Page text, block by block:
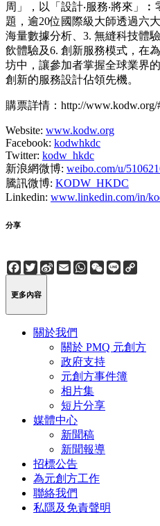
周」，以「設計‧服務‧將來」
題，逾20位國際級大師透過六
海量數據分析、3. 無縫科技體
飲體驗及6. 創新服務模式，在
坊中，讓參加者掌握全球業界
創新的服務設計佔領先機。
購票詳情：http://www.kodw.org/
Website: www.kodw.org
Facebook: kodwhkdc
Twitter: kodw_hkdc
新浪網微博: weibo.com/u/
騰訊微博: KODW_HKDC
Linkedin: www.linkedin.com/in/
分享
Facebook
Twitter
Sina
Weibo
EmailWhatsApp
WeChat
Line
更多內容
關於我們
關於 PMQ 元創方
政府支持
元創方事件簿
相片集
短片分享
媒體中心
新聞稿
新聞報導
招標公告
為元創方工作
聯絡我們
私隱及免責聲明